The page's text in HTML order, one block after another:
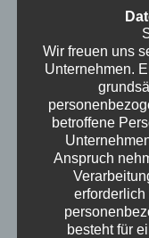
Chaos,
habe mich
gewühlt, um
Wir
der Raumfahrt,
deckten auf,
"very bad
Atommüll
gab auch
Wir freuen uns
Unternehmen.
betroffene
Anspruch
erforderlich
besteht für